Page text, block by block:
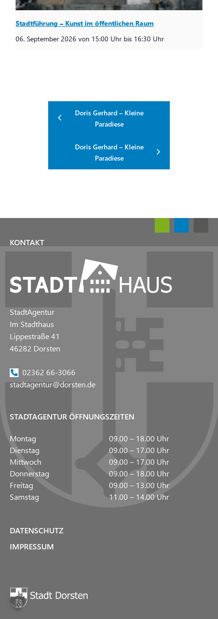
Stadtführung – Kunst im öffentlichen Raum
06. September 2026 von 15:00 Uhr bis 16:30 Uhr
Doris Gerhard – Kleine
Paradiese
Doris Gerhard – Kleine
Paradiese
KONTAKT
StadtAgentur
Im Stadthaus
Lippestraße 41
46282 Dorsten
02362 66-3066
stadtagentur@dorsten.de
STADTAGENTUR ÖFFNUNGSZEITEN
Montag
09.00 – 18.00 Uhr
Dienstag
09.00 – 17.00 Uhr
Mittwoch
09.00 – 17.00 Uhr
Donnerstag
09.00 – 18.00 Uhr
Freitag
09.00 – 13.00 Uhr
Samstag
11.00 – 14.00 Uhr
DATENSCHUTZ
IMPRESSUM